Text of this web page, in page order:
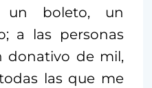
un boleto, un
a las personas
donativo de mil,
las que me